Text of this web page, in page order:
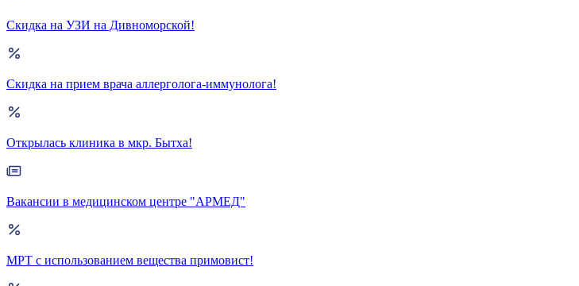
Скидка на УЗИ на Дивноморской!
Скидка на прием врача аллерголога-иммунолога!
Открылась клиника в мкр. Бытха!
Вакансии в медицинском центре "АРМЕД"
МРТ с использованием вещества примовист!